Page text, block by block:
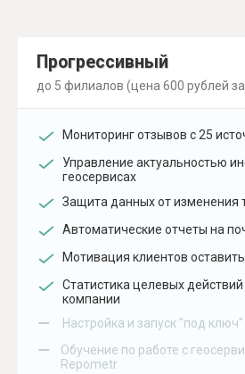
Прогрессивный
до 5 филиалов (цена 600 рублей
Мониторинг отзывов с 25
Управление актуальностью
геосервисах
Защита данных от изменения
Автоматические отчеты на
Мотивация клиентов
Статистика целевых действий
компании
– Настройка и запуск "под ключ"
–
Обучение по работе с
Repometr